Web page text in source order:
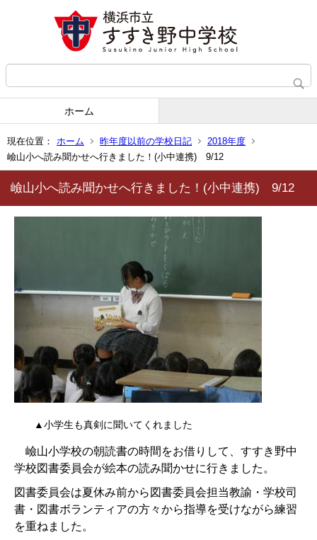
ホーム
現在位置： ホーム 昨年度以前の学校日記
2018年度
嶮山小へ読み聞かせへ行きました！(小中連携) 9/12
嶮山小へ読み聞かせへ行きました！(小中連携) 9/12
▲小学生も真剣に聞いてくれました
嶮山小学校の朝読書の時間をお借りして、すすき野中
学校図書委員会が絵本の読み聞かせに行きました。
図書委員会は夏休み前から図書委員会担当教諭・学校司
書・図書ボランティアの方々から指導を受けながら練習
を重ねました。